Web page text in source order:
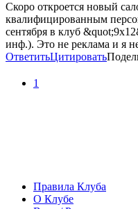
Скоро откроется новый
квалифицированным
сентября в клуб
инф.). Это не реклама и я
ОтветитьЦитировать
1
Правила Клуба
О Клубе